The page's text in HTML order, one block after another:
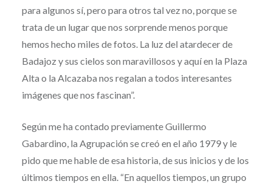
para algunos sí, pero para otros tal vez no, porque se
trata de un lugar que nos sorprende menos porque
hemos hecho miles de fotos. La luz del atardecer de
Badajoz y sus cielos son maravillosos y aquí en la Plaza
Alta o la Alcazaba nos regalan a todos interesantes
imágenes que nos fascinan”.
Según me ha contado previamente Guillermo
Gabardino, la Agrupación se creó en el año 1979 y le
pido que me hable de esa historia, de sus inicios y de los
últimos tiempos en ella. “En aquellos tiempos, un grupo